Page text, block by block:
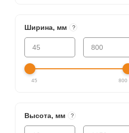
Ширина, мм ?
45 800
Высота, мм ?